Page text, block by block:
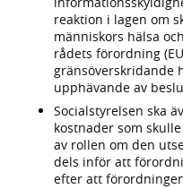
reaktion i lagen om
människors hälsa
rådets förordning
gränsöverskridande
upphävande av
Socialstyrelsen ska
kostnader som
av rollen om den
dels inför att
efter att